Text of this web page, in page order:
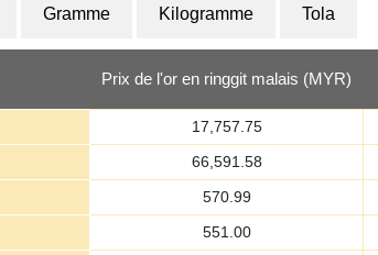
Gramme Kilogramme Tola
Prix de l'or en ringgit malais (MYR)
17,757.75
66,591.58
570.99
551.00